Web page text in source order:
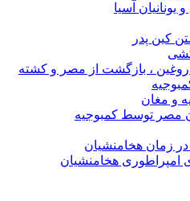
آسیا
کین پدر
، بازگشت از مصر و کشته
و مغان
مصر توسط کمبوجیه
در زمان هخامنشیان
امپراطوری هخامنشیان